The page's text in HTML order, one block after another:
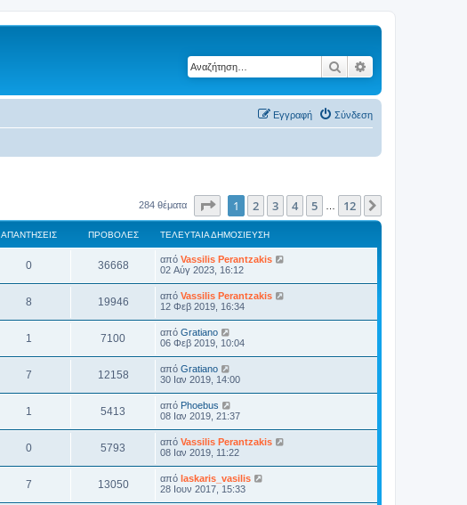
Αναζήτηση
Σύνδεση
Εγγραφή
284 θέματα Σελίδα1 από 12
1 2 3 4 5 12
ΑΠΑΝΤΉΣΕΙΣ ΠΡΟΒΟΛΈΣ ΤΕΛΕΥΤΑΊΑ ΔΗΜΟΣΊΕΥΣΗ
0 36668 από Vassilis Perantzakis
02 Αύγ 2023, 16:12
8 19946 από Vassilis Perantzakis
12 Φεβ 2019, 16:34
1 7100 από Gratiano
06 Φεβ 2019, 10:04
7 12158 από Gratiano
30 Ιαν 2019, 14:00
1 5413 από Phoebus
08 Ιαν 2019, 21:37
0 5793 από Vassilis Perantzakis
08 Ιαν 2019, 11:22
7 13050 από laskaris_vasilis
28 Ιουν 2017, 15:33